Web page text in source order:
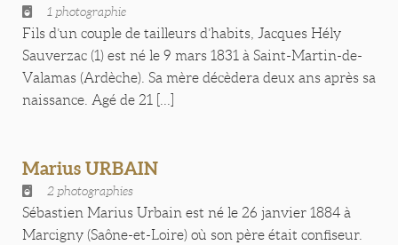
1 photographie
Fils d’un couple de tailleurs d’habits, Jacques Hély
Sauverzac (1) est né le 9 mars 1831 à Saint-Martin-de-
Valamas (Ardèche). Sa mère décèdera deux ans après sa
naissance. Agé de 21 [...]
Marius URBAIN
2 photographies
Sébastien Marius Urbain est né le 26 janvier 1884 à
Marcigny (Saône-et-Loire) où son père était confiseur.